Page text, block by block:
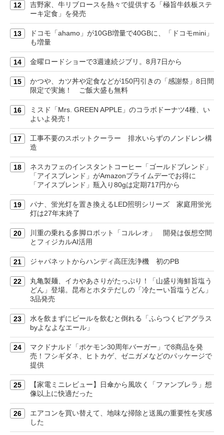
12
吉野家、牛リブロースを熱々で提供する「極旨牛鉄板ステ
ーキ定食」を発売
13
ドコモ「ahamo」が10GB増量で40GBに、「ドコモmini」
も増量
14 金曜ロードショーで3週連続ジブリ。8月7日から
15
かつや、カツ丼や定食などが150円引きの「感謝祭」8日間
限定で実施！ ご飯大盛も無料
16
ミスド「Mrs. GREEN APPLE」のコラボドーナツ4種、い
よいよ発売！
17
工事不要のスポットクーラー 排水いらずのノンドレン構
造
18
ネスカフェのインスタントコーヒー「ゴールドブレンド」
「アイスブレンド」がAmazonプライムデーでお得に
「アイスブレンド」瓶入り80gは定期717円から
19
パナ、蛍光灯を置き換えるLED照明シリーズ 家庭用蛍光
灯は27年末終了
20
川重の乗れる多脚ロボット「コルレオ」 開発は仮想空間
とフィジカルAI活用
21 ジャパネットからハンディ高圧洗浄機 初のPB
22
丸亀製麺、イカやあさりがたっぷり！「山盛り海鮮旨塩う
どん」登場。昆布とホタテだしの「冷たーい旨塩うどん」
3品発売
23
水を飲まずにビールを飲むと倒れる「ふらつくビアグラス
byよなよなエール」
24
マクドナルド「ポケモン30周年バーガー」で8商品を発
売！フシギダネ、ヒトカゲ、ゼニガメなどのパッケージで
提供
25
【家電ミニレビュー】日傘から風吹く「ファンブレラ」想
像以上に快適だった
26
エアコンを買い替えて、地味な掃除と送風の重要性を実感
した